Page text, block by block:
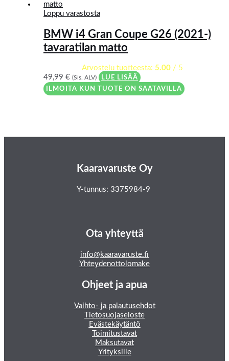
Loppu varastosta
BMW i4 Gran Coupe G26 (2021-)
tavaratilan matto
Arvostelu tuotteesta: 5.00/ 5
49,99€ (Sis. ALV)
LUE LISÄÄ
ILMOITA KUN TUOTE ON SAATAVILLA
Kaaravaruste Oy
Y-tunnus: 3375984-9
Ota yhteyttä
info@kaaravaruste.fi
Yhteydenottolomake
Ohjeet ja apua
Vaihto- ja palautusehdot
Tietosuojaseloste
Evästekäytäntö
Toimitustavat
Maksutavat
Yrityksille